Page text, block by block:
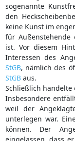
sogenannte
den
keine Kunst im
für
ist. Vor diesem
Interessen des
StGB, nämlich des
StGBaus.
Schließlich handelte
Insbesondere
weil der
unterlegen war.
können. Der
eingelassen, dass